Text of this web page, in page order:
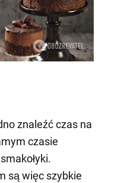
znaleźć czas na
czasie
są więc szybkie